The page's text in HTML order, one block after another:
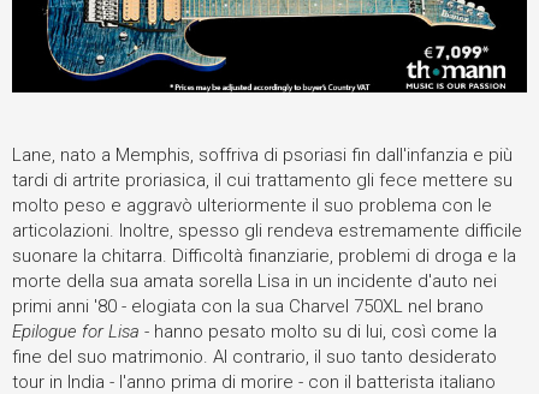
Lane, nato a Memphis, soffriva di psoriasi fin dall'infanzia e più
tardi di artrite proriasica, il cui trattamento gli fece mettere su
molto peso e aggravò ulteriormente il suo problema con le
articolazioni. Inoltre, spesso gli rendeva estremamente difficile
suonare la chitarra. Difficoltà finanziarie, problemi di droga e la
morte della sua amata sorella Lisa in un incidente d'auto nei
primi anni '80 - elogiata con la sua Charvel 750XL nel brano
Epilogue for Lisa - hanno pesato molto su di lui, così come la
fine del suo matrimonio. Al contrario, il suo tanto desiderato
tour in India - l'anno prima di morire - con il batterista italiano